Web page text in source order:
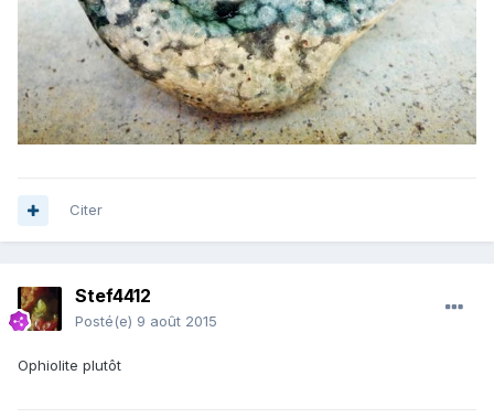
Citer
Stef4412
Posté(e) 9 août 2015
Ophiolite plutôt